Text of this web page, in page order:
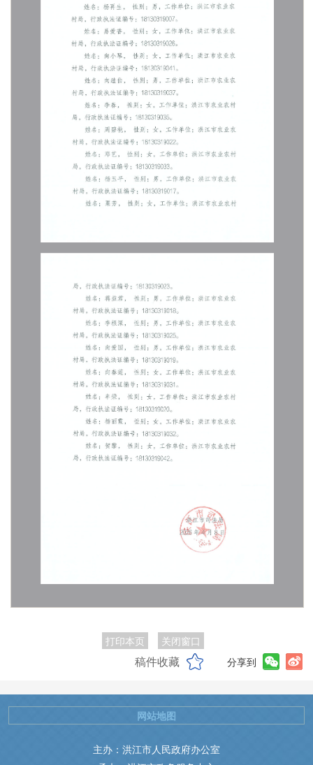
打印本页 关闭窗口
稿件收藏 分享到
主办：洪江市人民政府办公室
网站地图